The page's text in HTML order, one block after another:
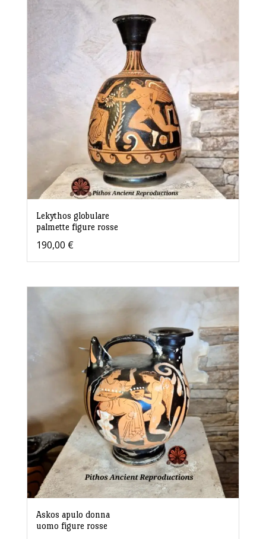
Lekythos globulare
palmette figure rosse
190,00 €
Askos apulo donna
uomo figure rosse